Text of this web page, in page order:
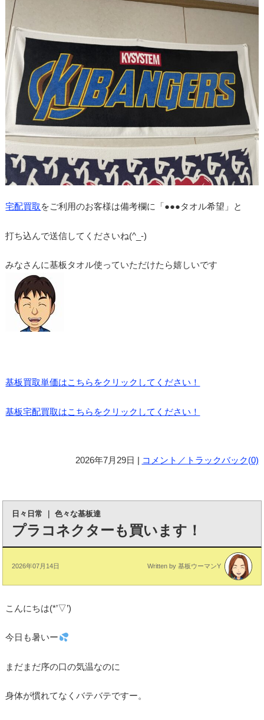
宅配買取 をご利用のお客様は備考欄に「●●●タオル希望」と
打ち込んで送信してくださいね(^_-)
みなさんに基板タオル使っていただけたら嬉しいです
基板買取単価はこちらをクリックしてください！
基板宅配買取はこちらをクリックしてください！
2026年7月29日 | コメント／トラックバック(0)
日々日常 ｜色々な基板達
プラコネクターも買います！
2026年07月14日 Written by 基板ウーマンY
こんにちは(*’▽’)
今日も暑いー
まだまだ序の口の気温なのに
身体が慣れてなくバテバテですー。